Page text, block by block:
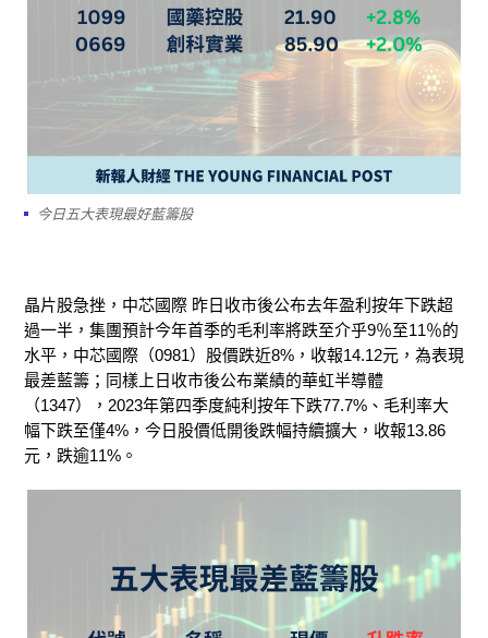
今日五大表現最好藍籌股
晶片股急挫，中芯國際 昨日收市後公布去年盈利按年下跌超
過一半，集團預計今年首季的毛利率將跌至介乎9％至11％的
水平，中芯國際（0981）股價跌近8% ，收報14.12元，為表現
最差藍籌；同樣上日收市後公布業績的華虹半導體
（1347），2023年第四季度純利按年下跌77.7% 、毛利率大
幅下跌至僅4% ，今日股價低開後跌幅持續擴大，收報13.86
元，跌逾11%。